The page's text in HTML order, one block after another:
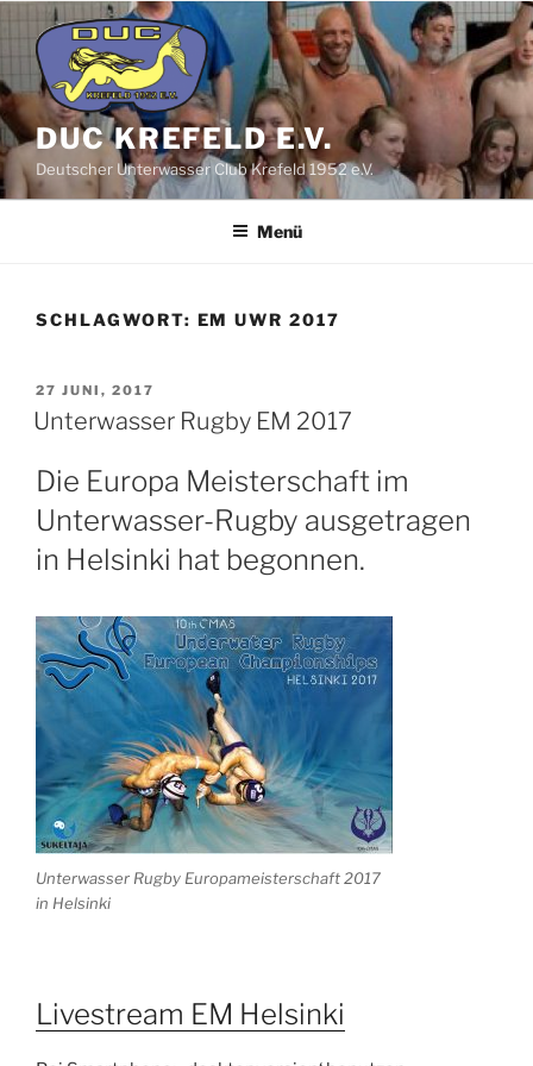
Inhalt
springen
DUC KREFELD E.V.
Deutscher Unterwasser Club Krefeld 1952 e.V.
Menü
SCHLAGWORT: EM UWR 2017
VERÖFFENTLICHT
AM
27 JUNI, 2017
Unterwasser Rugby EM 2017
Die Europa Meisterschaft im
Unterwasser-Rugby ausgetragen
in Helsinki hat begonnen.
Unterwasser Rugby Europameisterschaft 2017
in Helsinki
Livestream EM Helsinki